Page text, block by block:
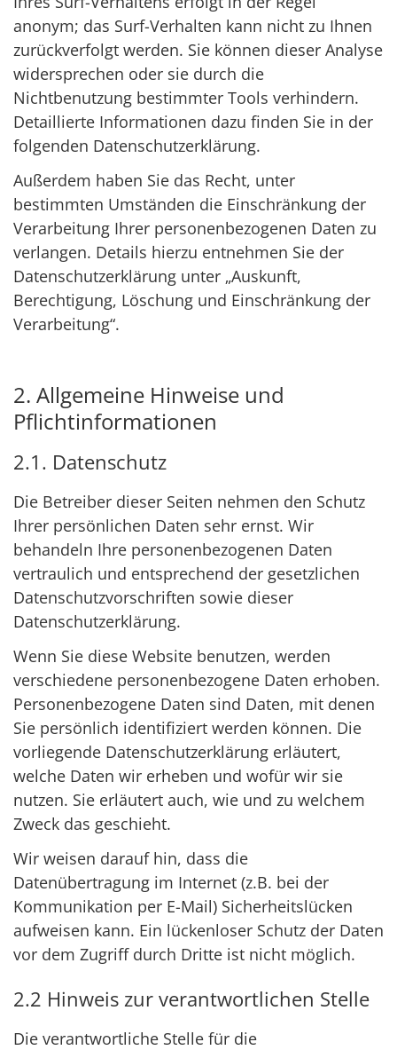
anonym; das Surf-Verhalten kann nicht zu Ihnen
zurückverfolgt werden. Sie können dieser Analyse
widersprechen oder sie durch die
Nichtbenutzung bestimmter Tools verhindern.
Detaillierte Informationen dazu finden Sie in der
folgenden Datenschutzerklärung.
Außerdem haben Sie das Recht, unter
bestimmten Umständen die Einschränkung der
Verarbeitung Ihrer personenbezogenen Daten zu
verlangen. Details hierzu entnehmen Sie der
Datenschutzerklärung unter „Auskunft,
Berechtigung, Löschung und Einschränkung der
Verarbeitung“.
2. Allgemeine Hinweise und
Pflichtinformationen
2.1. Datenschutz
Die Betreiber dieser Seiten nehmen den Schutz
Ihrer persönlichen Daten sehr ernst. Wir
behandeln Ihre personenbezogenen Daten
vertraulich und entsprechend der gesetzlichen
Datenschutzvorschriften sowie dieser
Datenschutzerklärung.
Wenn Sie diese Website benutzen, werden
verschiedene personenbezogene Daten erhoben.
Personenbezogene Daten sind Daten, mit denen
Sie persönlich identifiziert werden können. Die
vorliegende Datenschutzerklärung erläutert,
welche Daten wir erheben und wofür wir sie
nutzen. Sie erläutert auch, wie und zu welchem
Zweck das geschieht.
Wir weisen darauf hin, dass die
Datenübertragung im Internet (z.B. bei der
Kommunikation per E-Mail) Sicherheitslücken
aufweisen kann. Ein lückenloser Schutz der Daten
vor dem Zugriff durch Dritte ist nicht möglich.
2.2 Hinweis zur verantwortlichen Stelle
Die verantwortliche Stelle für die